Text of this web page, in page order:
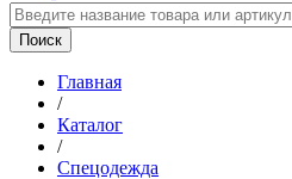
Главная
/
Каталог
/
Спецодежда